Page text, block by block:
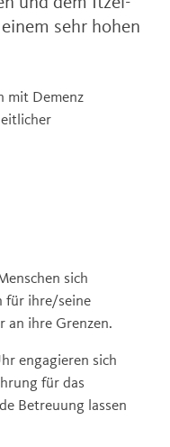
sehr hohen
mit Demenz
sich
für ihre/seine
an ihre Grenzen.
engagieren sich
für das
Betreuung lassen